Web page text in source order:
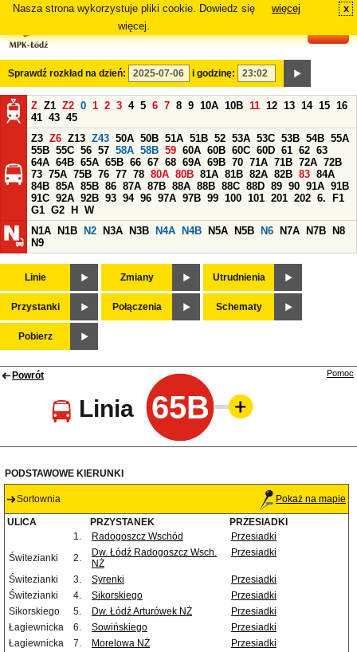
Nasza strona wykorzystuje pliki cookie. Dowiedz się
więcej.
więcej x
Sprawdź rozkład na dzień: i godzinę:
Z Z1 Z2 0 1 2 3 4 5 6 7 8 9 10A 10B 11 12 13 14 15 16
41 43 45
Z3 Z6 Z13 Z43 50A 50B 51A 51B 52 53A 53C 53B 54B 55A
55B 55C 56 57 58A 58B 59 60A 60B 60C 60D 61 62 63
64A 64B 65A 65B 66 67 68 69A 69B 70 71A 71B 72A 72B
73 75A 75B 76 77 78 80A 80B 81A 81B 82A 82B 83 84A
84B 85A 85B 86 87A 87B 88A 88B 88C 88D 89 90 91A 91B
91C 92A 92B 93 94 96 97A 97B 99 100 101 201 202 6.
F1
G1 G2 H
W
N1A
N1B N2 N3A N3B N4A N4B N5A N5B N6 N7A N7B
N8
N9
Linie Zmiany Utrudnienia
Przystanki Połączenia Schematy
Pobierz
Powrót
Linia 65B
Pomoc
PODSTAWOWE KIERUNKI
Sortownia Pokaż na mapie
ULICA PRZYSTANEK
PRZESIADKI
1.
Radogoszcz Wschód
Przesiadki
Świtezianki
2.
Dw. Łódź Radogoszcz Wsch.
NŻ
Przesiadki
Świtezianki 3. Syrenki
Przesiadki
Świtezianki
4. Sikorskiego
Przesiadki
Sikorskiego
5. Dw. Łódź Arturówek NŻ
Przesiadki
Łagiewnicka
6. Sowińskiego
Przesiadki
Łagiewnicka
7. Morelowa NŻ
Przesiadki